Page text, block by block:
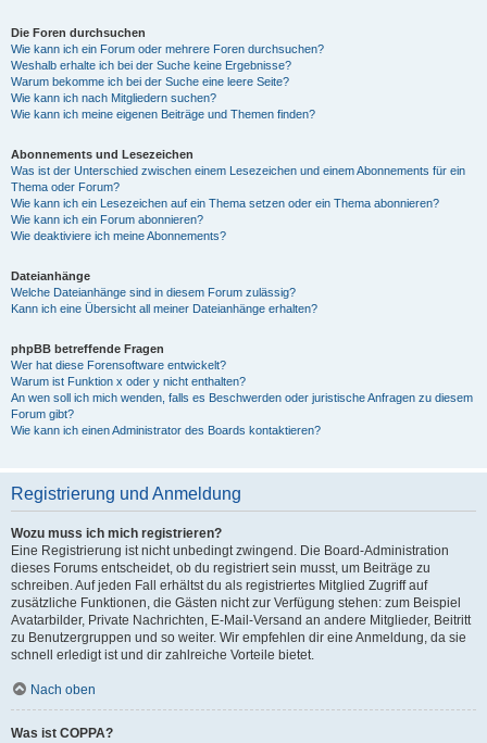
Die Foren durchsuchen
Wie kann ich ein Forum oder mehrere Foren durchsuchen?
Weshalb erhalte ich bei der Suche keine Ergebnisse?
Warum bekomme ich bei der Suche eine leere Seite?
Wie kann ich nach Mitgliedern suchen?
Wie kann ich meine eigenen Beiträge und Themen finden?
Abonnements und Lesezeichen
Was ist der Unterschied zwischen einem Lesezeichen und einem Abonnements für ein
Thema oder Forum?
Wie kann ich ein Lesezeichen auf ein Thema setzen oder ein Thema abonnieren?
Wie kann ich ein Forum abonnieren?
Wie deaktiviere ich meine Abonnements?
Dateianhänge
Welche Dateianhänge sind in diesem Forum zulässig?
Kann ich eine Übersicht all meiner Dateianhänge erhalten?
phpBB betreffende Fragen
Wer hat diese Forensoftware entwickelt?
Warum ist Funktion x oder y nicht enthalten?
An wen soll ich mich wenden, falls es Beschwerden oder juristische Anfragen zu diesem
Forum gibt?
Wie kann ich einen Administrator des Boards kontaktieren?
Registrierung und Anmeldung
Wozu muss ich mich registrieren?
Eine Registrierung ist nicht unbedingt zwingend. Die Board-Administration
dieses Forums entscheidet, ob du registriert sein musst, um Beiträge zu
schreiben. Auf jeden Fall erhältst du als registriertes Mitglied Zugriff auf
zusätzliche Funktionen, die Gästen nicht zur Verfügung stehen: zum Beispiel
Avatarbilder, Private Nachrichten, E-Mail-Versand an andere Mitglieder, Beitritt
zu Benutzergruppen und so weiter. Wir empfehlen dir eine Anmeldung, da sie
schnell erledigt ist und dir zahlreiche Vorteile bietet.
Nach oben
Was ist COPPA?